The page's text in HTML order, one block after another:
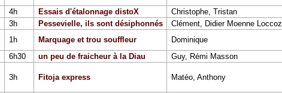
4h Essais d'étalonnage distoX
Christophe, Tristan
3h Pessevielle, ils sont désiphonnés
Clément, Didier Moenne Loccoz
1h Marquage et trou souffleur
Dominique
6h30 un peu de fraicheur à la Diau
Guy, Rémi Masson
3h Fitoja express Matéo, Anthony